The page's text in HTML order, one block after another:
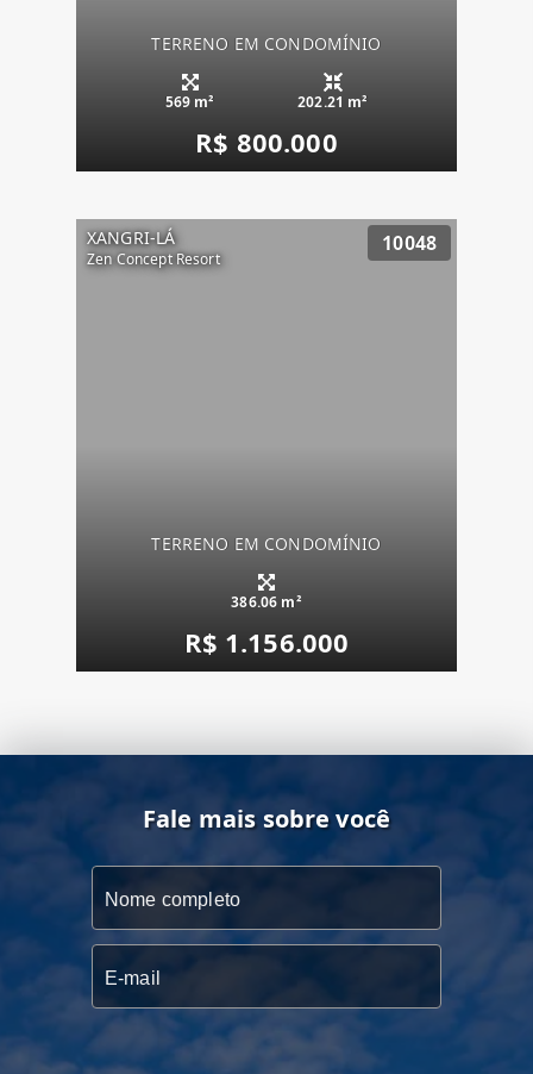
TERRENO EM CONDOMÍNIO
569 m² 202.21 m²
R$ 800.000
XANGRI-LÁ
Zen Concept Resort
10048
TERRENO EM CONDOMÍNIO
386.06 m²
R$ 1.156.000
Fale mais sobre você